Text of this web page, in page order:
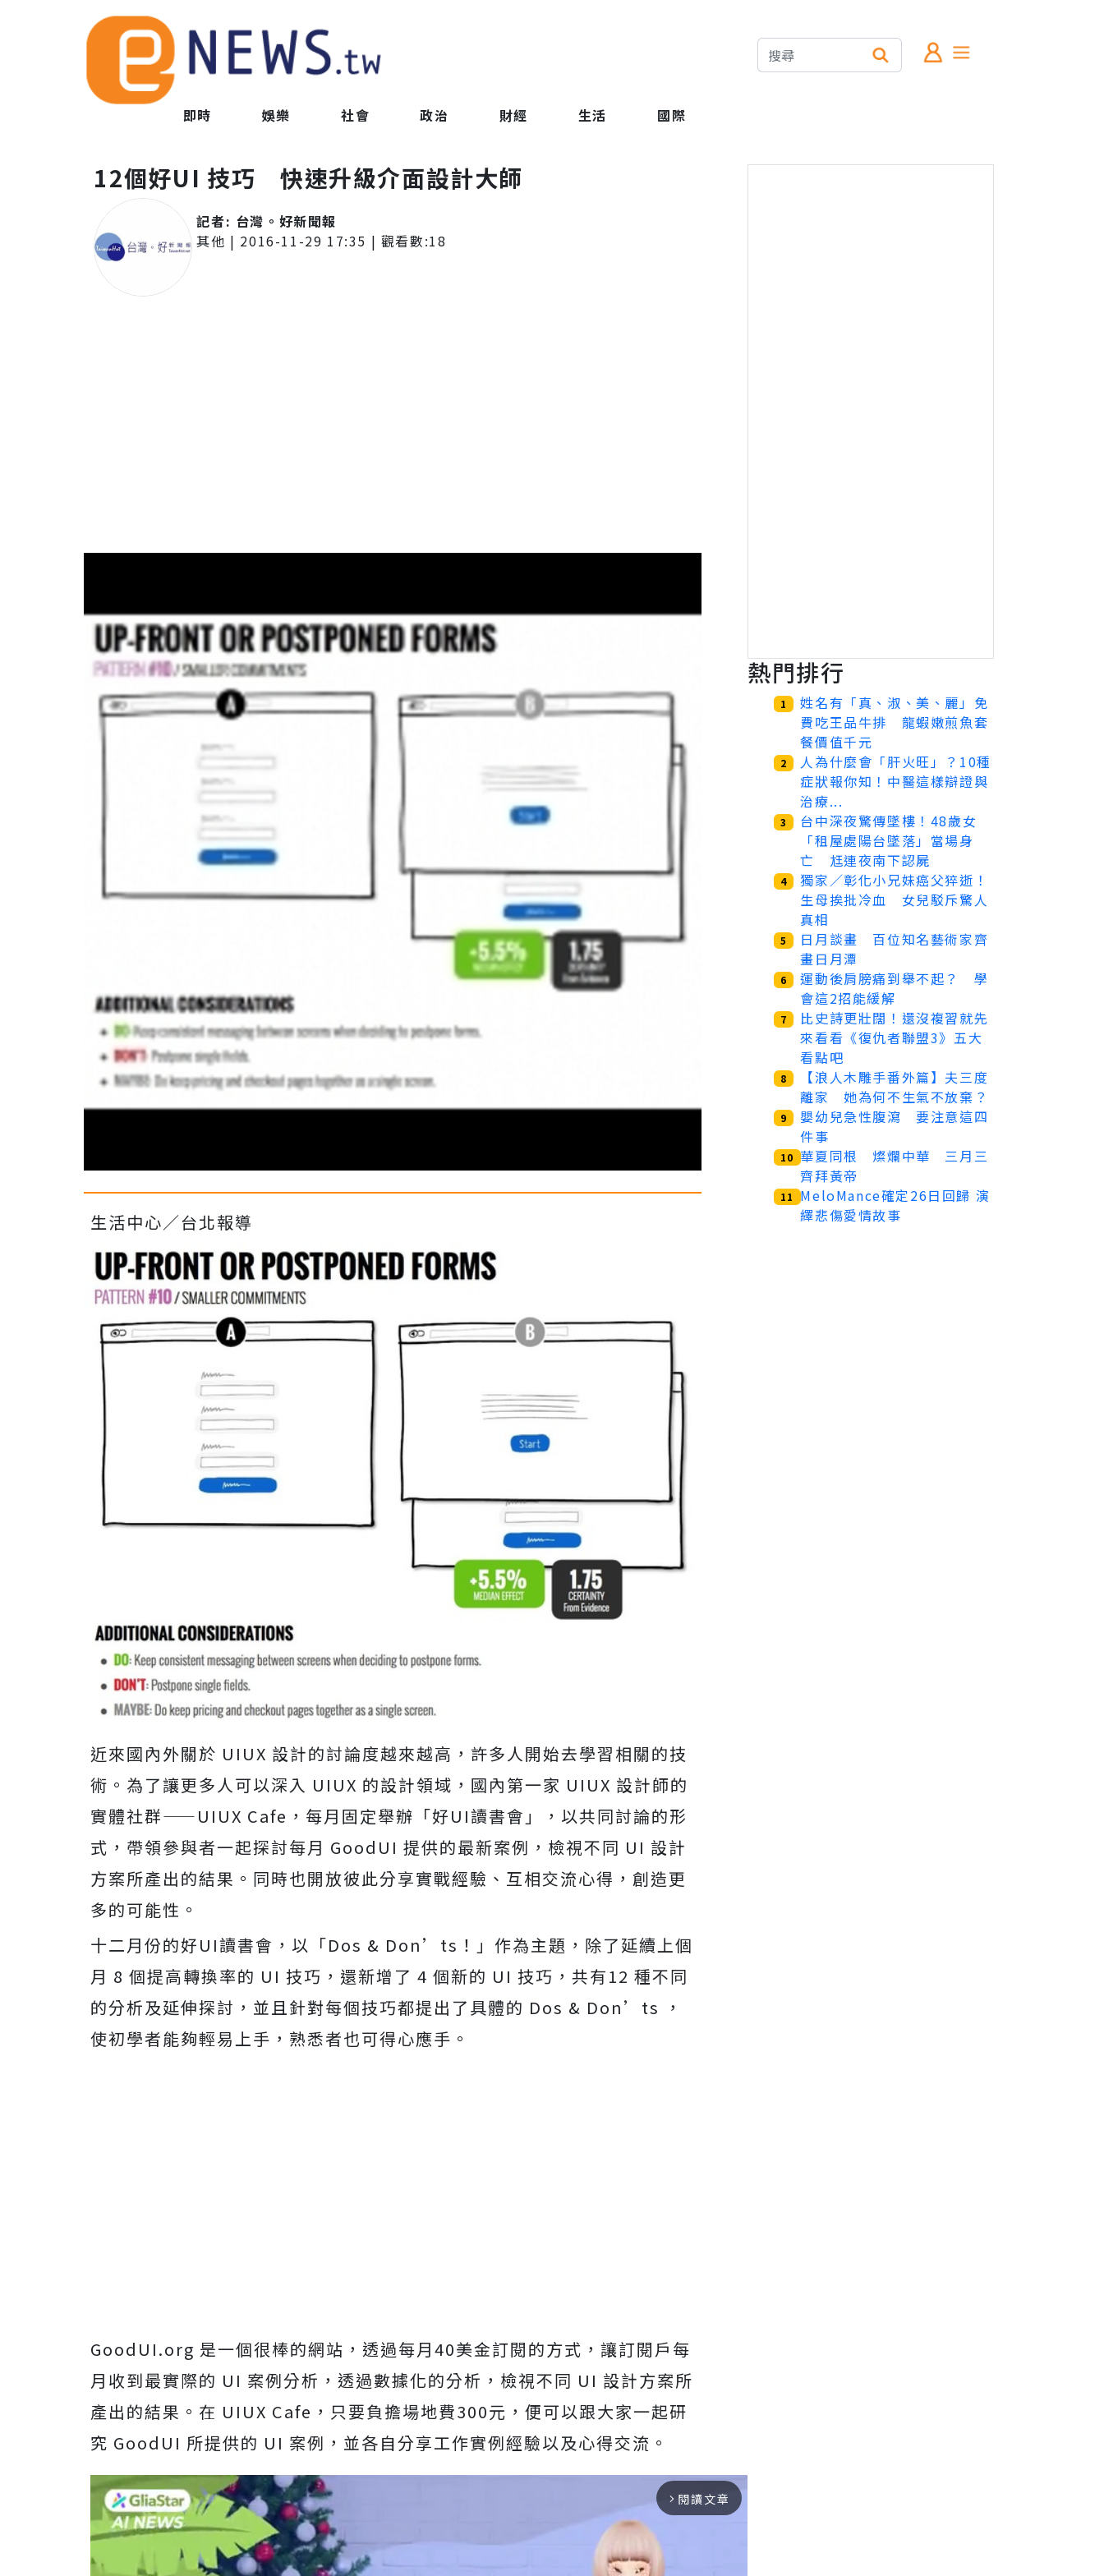
即時 娛樂 社會 政治 財經 生活 國際
12個好UI 技巧 快速升級介面設計大師
記者: 台灣。好新聞報
其他 | 2016-11-29 17:35 | 觀看數:18
生活中心／台北報導
近來國內外關於 UIUX 設計的討論度越來越高，許多人開始去學習相關的技
術。為了讓更多人可以深入 UIUX 的設計領域，國內第一家 UIUX 設計師的
實體社群——UIUX Cafe，每月固定舉辦「好UI讀書會」，以共同討論的形
式，帶領參與者一起探討每月 GoodUI 提供的最新案例，檢視不同 UI 設計
方案所產出的結果。同時也開放彼此分享實戰經驗、互相交流心得，創造更
多的可能性。
十二月份的好UI讀書會，以「Dos & Don’ts！」作為主題，除了延續上個
月 8 個提高轉換率的 UI 技巧，還新增了 4 個新的 UI 技巧，共有12 種不同
的分析及延伸探討，並且針對每個技巧都提出了具體的 Dos & Don’ts ，
使初學者能夠輕易上手，熟悉者也可得心應手。
GoodUI.org 是一個很棒的網站，透過每月40美金訂閱的方式，讓訂閱戶每
月收到最實際的 UI 案例分析，透過數據化的分析，檢視不同 UI 設計方案所
產出的結果。在 UIUX Cafe，只要負擔場地費300元，便可以跟大家一起研
究 GoodUI 所提供的 UI 案例，並各自分享工作實例經驗以及心得交流。
arrow_forward_ios 閱讀文章
熱門排行
1
姓名有「真、淑、美、麗」免
費吃王品牛排 龍蝦嫩煎魚套
餐價值千元
2
人為什麼會「肝火旺」？10種
症狀報你知！中醫這樣辯證與
治療...
3
台中深夜驚傳墜樓！48歲女
「租屋處陽台墜落」當場身
亡 尪連夜南下認屍
4
獨家／彰化小兄妹癌父猝逝！
生母挨批冷血 女兒駁斥驚人
真相
5
日月談畫 百位知名藝術家齊
畫日月潭
6
運動後肩膀痛到舉不起？ 學
會這2招能緩解
7
比史詩更壯闊！還沒複習就先
來看看《復仇者聯盟3》五大
看點吧
8
【浪人木雕手番外篇】夫三度
離家 她為何不生氣不放棄？
9
嬰幼兒急性腹瀉 要注意這四
件事
10 華夏同根 燦爛中華 三月三
齊拜黃帝
11
MeloMance確定26日回歸 演
繹悲傷愛情故事